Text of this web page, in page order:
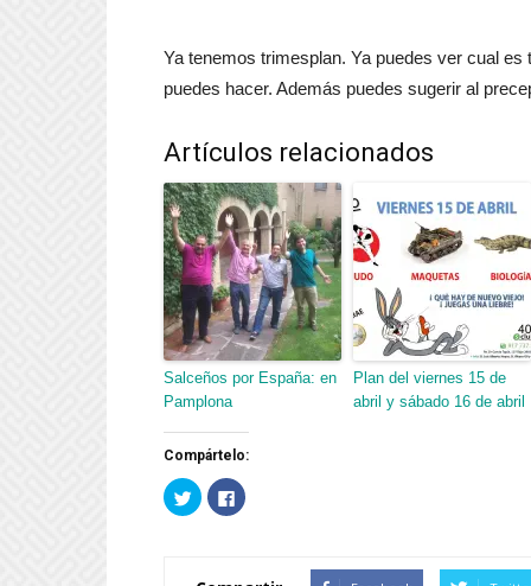
Ya tenemos trimesplan. Ya puedes ver cual
puedes hacer. Además puedes sugerir al
Artículos relacionados
Salceños por España: en
Pamplona
Plan del viernes 15 de
abril y sábado 16 de abril
Compártelo:
Haz
clic
para
(Se
Haz
clic